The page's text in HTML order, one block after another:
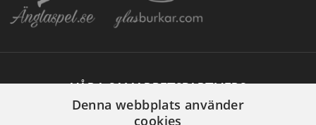
VÅRA SAMARBETSPARTNERS
Denna webbplats använder
cookies